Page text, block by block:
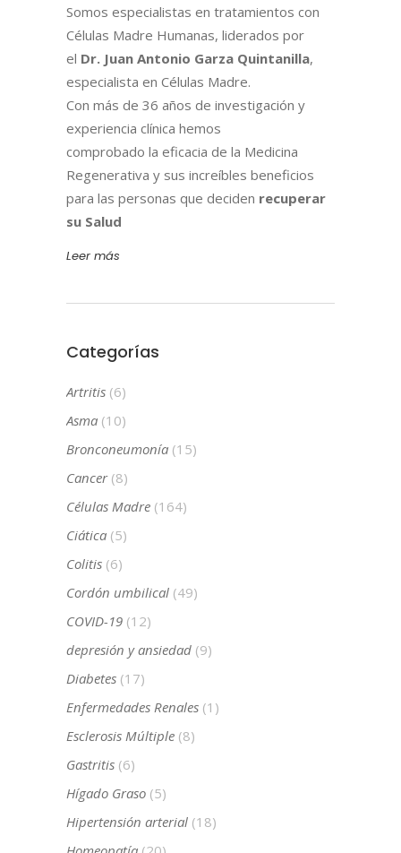
Somos especialistas en tratamientos con
Células Madre Humanas, liderados por
el Dr. Juan Antonio Garza Quintanilla,
especialista en Células Madre.
Con más de 36 años de investigación y
experiencia clínica hemos
comprobado la eficacia de la Medicina
Regenerativa y sus increíbles beneficios
para las personas que deciden recuperar
su Salud
Leer más
Categorías
Artritis (6)
Asma (10)
Bronconeumonía (15)
Cancer(8)
Células Madre (164)
Ciática (5)
Colitis (6)
Cordón umbilical (49)
COVID-19 (12)
depresión y ansiedad (9)
Diabetes (17)
Enfermedades Renales (1)
Esclerosis Múltiple (8)
Gastritis (6)
Hígado Graso (5)
Hipertensión arterial (18)